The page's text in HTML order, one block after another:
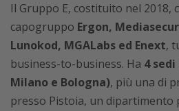
Il Gruppo E, costituito nel 2018,
capogruppo Ergon,
Lunokod, MGALabs ed Enext,
business-to-business. Ha 4
Milano e Bologna), più una di
presso Pistoia, un dipartimento